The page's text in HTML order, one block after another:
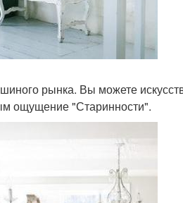
рынка. Вы можете
ощущение "Старинности".